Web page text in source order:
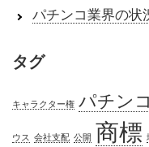
パチンコ業界の状
タグ
キャラクター権 パチンコ
ウス 会社支配 公開 商標